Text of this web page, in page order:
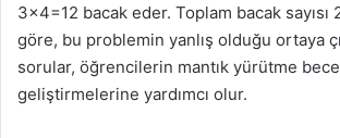
3×4=12 bacak eder. Toplam bacak sayısı
göre, bu problemin yanlış olduğu ortaya
sorular, öğrencilerin mantık yürütme
geliştirmelerine yardımcı olur.